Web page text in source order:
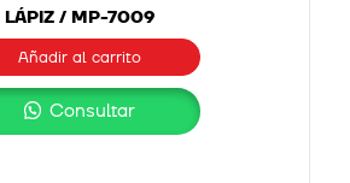
LÁPIZ / MP-7009
Añadir al carrito
Consultar